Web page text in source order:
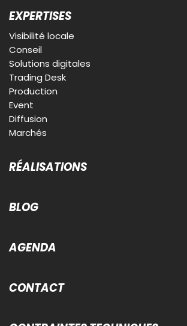
EXPERTISES
Visibilité locale
Conseil
Solutions digitales
Trading Desk
Production
Event
Diffusion
Marchés
RÉALISATIONS
BLOG
AGENDA
CONTACT